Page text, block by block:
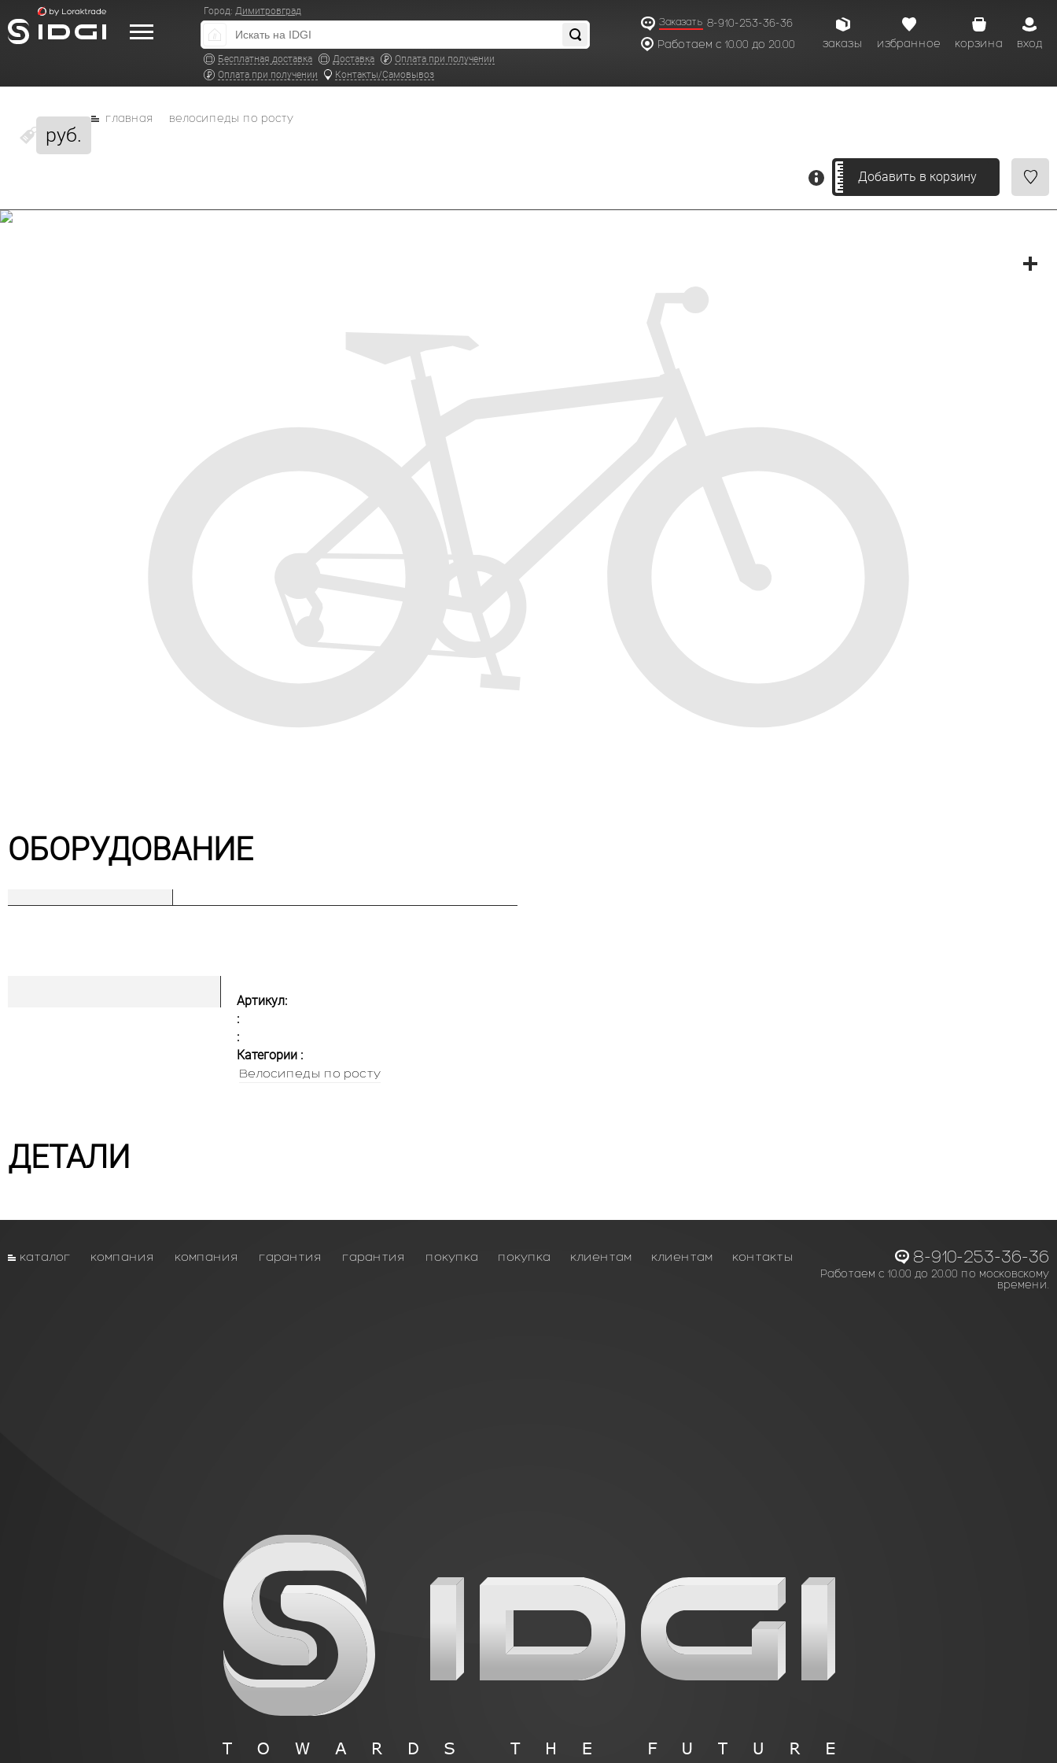
Город: Димитровград
Бесплатная доставка Доставка
Оплата при получении
Оплата при получении
Контакты/Самовывоз
Заказать 8-910-253-36-36
Работаем с 10.00 до 20.00
вход
корзина
избранное
заказы
руб.
главная велосипеды по росту
Добавить в корзину
ОБОРУДОВАНИЕ
Артикул:
:
:
Категории :
Велосипеды по росту
ДЕТАЛИ
каталог компания компания гарантия гарантия покупка покупка клиентам клиентам контакты 8-910-253-36-36
Работаем с 10.00 до 20.00 по московскому
времени.